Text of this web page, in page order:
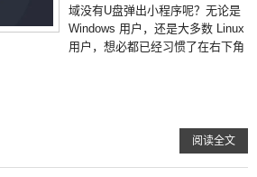
域没有U盘弹出小程序呢？无论是
Windows 用户，还是大多数 Linux
用户，想必都已经习惯了在右下角
阅读全文